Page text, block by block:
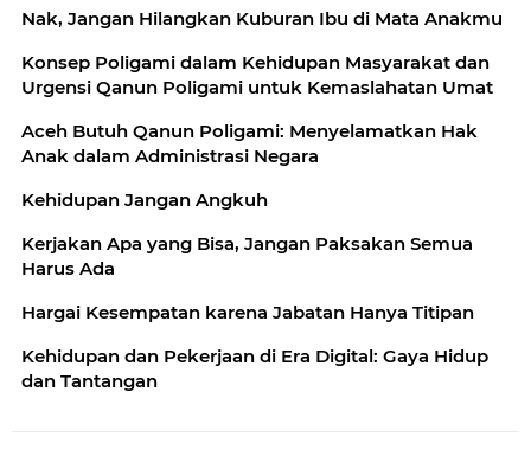
Nak, Jangan Hilangkan Kuburan Ibu di Mata Anakmu
Konsep Poligami dalam Kehidupan Masyarakat dan
Urgensi Qanun Poligami untuk Kemaslahatan Umat
Aceh Butuh Qanun Poligami: Menyelamatkan Hak
Anak dalam Administrasi Negara
Kehidupan Jangan Angkuh
Kerjakan Apa yang Bisa, Jangan Paksakan Semua
Harus Ada
Hargai Kesempatan karena Jabatan Hanya Titipan
Kehidupan dan Pekerjaan di Era Digital: Gaya Hidup
dan Tantangan